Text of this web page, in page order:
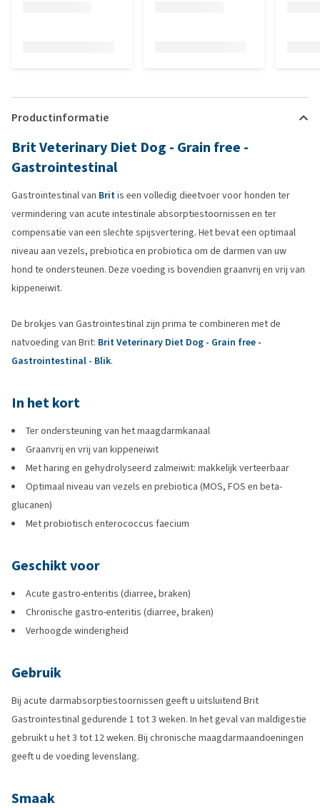
Productinformatie
Brit Veterinary Diet Dog - Grain free -
Gastrointestinal
Gastrointestinal van Britis een volledig dieetvoer voor honden ter
vermindering van acute intestinale absorptiestoornissen en ter
compensatie van een slechte spijsvertering. Het bevat een optimaal
niveau aan vezels, prebiotica en probiotica om de darmen van uw
hond te ondersteunen. Deze voeding is bovendien graanvrij en vrij van
kippeneiwit.
De brokjes van Gastrointestinal zijn prima te combineren met de
natvoeding van Brit: Brit Veterinary Diet Dog - Grain free -
Gastrointestinal - Blik.
In het kort
Ter ondersteuning van het maagdarmkanaal
Graanvrij en vrij van kippeneiwit
Met haring en gehydrolyseerd zalmeiwit: makkelijk verteerbaar
Optimaal niveau van vezels en prebiotica (MOS, FOS en beta-
glucanen)
Met probiotisch enterococcus faecium
Geschikt voor
Acute gastro-enteritis (diarree, braken)
Chronische gastro-enteritis (diarree, braken)
Verhoogde winderigheid
Gebruik
Bij acute darmabsorptiestoornissen geeft u uitsluitend Brit
Gastrointestinal gedurende 1 tot 3 weken. In het geval van maldigestie
gebruikt u het 3 tot 12 weken. Bij chronische maagdarmaandoeningen
geeft u de voeding levenslang.
Smaak